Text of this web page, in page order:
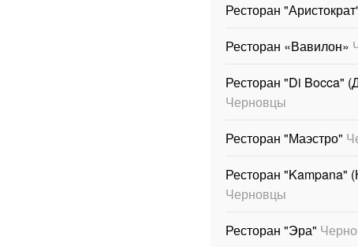
Ресторан
Ресторан «Вавилон»
Ресторан "Di Bocca"
Черновцы
Ресторан "Маэстро"
Ресторан "Kampana"
Черновцы
Ресторан "Эра"